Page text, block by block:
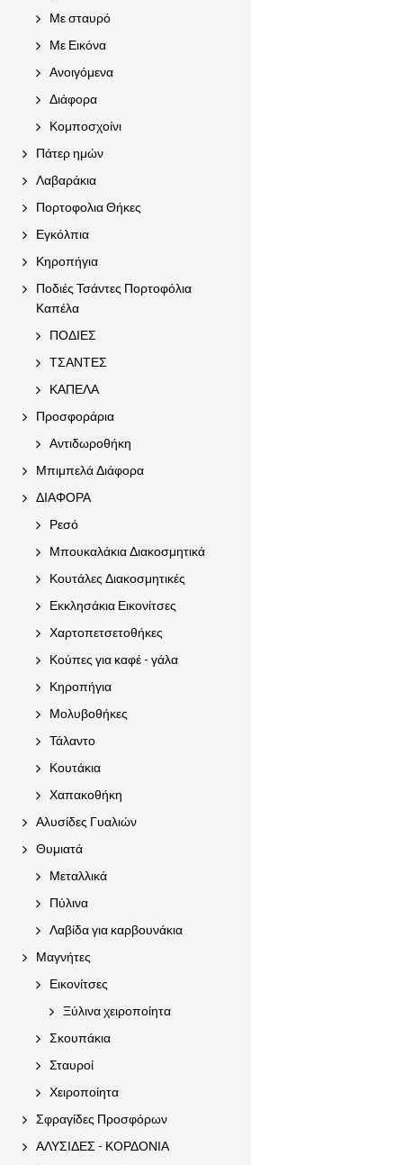
Με σταυρό
Με Εικόνα
Ανοιγόμενα
Διάφορα
Κομποσχοίνι
Πάτερ ημών
Λαβαράκια
Πορτοφολια Θήκες
Εγκόλπια
Κηροπήγια
Ποδιές Τσάντες Πορτοφόλια
Καπέλα
ΠΟΔΙΕΣ
ΤΣΑΝΤΕΣ
ΚΑΠΕΛΑ
Προσφοράρια
Αντιδωροθήκη
Μπιμπελά Διάφορα
ΔΙΑΦΟΡΑ
Ρεσό
Μπουκαλάκια Διακοσμητικά
Κουτάλες Διακοσμητικές
Εκκλησάκια Εικονίτσες
Χαρτοπετσετοθήκες
Κούπες για καφέ - γάλα
Κηροπήγια
Μολυβοθήκες
Τάλαντο
Κουτάκια
Χαπακοθήκη
Αλυσίδες Γυαλιών
Θυμιατά
Μεταλλικά
Πύλινα
Λαβίδα για καρβουνάκια
Μαγνήτες
Εικονίτσες
Ξύλινα χειροποίητα
Σκουπάκια
Σταυροί
Χειροποίητα
Σφραγίδες Προσφόρων
ΑΛΥΣΙΔΕΣ - ΚΟΡΔΟΝΙΑ